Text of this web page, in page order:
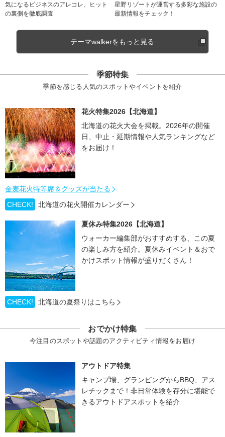
気になるビジネスのアレコレ、ヒット
の裏側を徹底調査
星野リゾートが運営する多彩な施設の
最新情報をチェック！
テーマwalkerをもっと見る
季節特集
季節を感じる人気のスポットやイベントを紹介
花火特集2026【北海道】
北海道の花火大会を掲載。2026年の開催
日、中止・延期情報や人気ランキングなど
をお届け！
金麦花火特等席＆グッズが当たる
CHECK!
北海道の花火開催カレンダー
夏休み特集2026【北海道】
ウォーカー編集部がおすすめする、この夏
の楽しみ方を紹介。夏休みイベント＆おで
かけスポット情報が盛りだくさん！
CHECK! 北海道の夏祭りはこちら
おでかけ特集
今注目のスポットや話題のアクティビティ情報をお届け
アウトドア特集
キャンプ場、グランピングからBBQ、アス
レチックまで！非日常体験を存分に堪能で
きるアウトドアスポットを紹介